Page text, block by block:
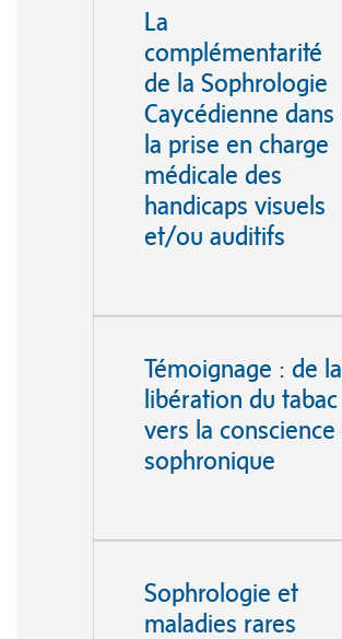
La
complémentarité
de la Sophrologie
Caycédienne dans
la prise en charge
médicale des
handicaps visuels
et/ou auditifs
Témoignage : de la
libération du tabac
vers la conscience
sophronique
Sophrologie et
maladies rares